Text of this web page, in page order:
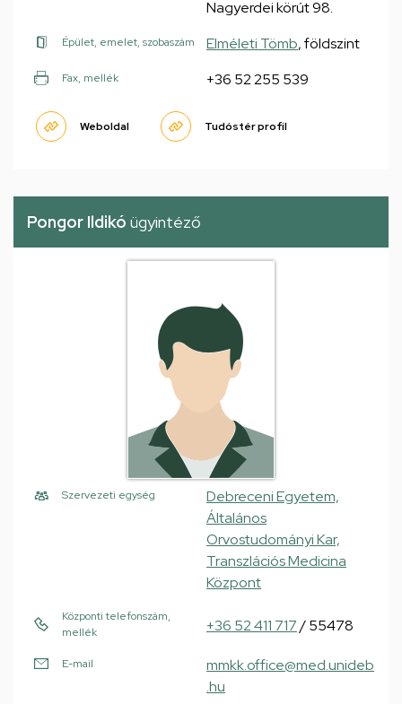
Nagyerdei körút 98.
Épület, emelet, szobaszám Elméleti Tömb, földszint
Fax, mellék +36 52 255 539
Weboldal Tudóstér profil
Pongor Ildikó ügyintéző
Szervezeti egység
Debreceni Egyetem,
Általános
Orvostudományi Kar,
Transzlációs Medicina
Központ
Központi telefonszám,
mellék
+36 52 411 717/ 55478
E-mail
mmkk.office@med.unideb
.hu